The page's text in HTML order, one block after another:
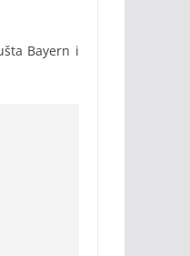
Bayern i